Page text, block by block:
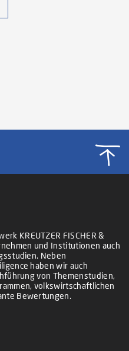
KREUTZER FISCHER &
und Institutionen auch
Neben
haben wir auch
von Themenstudien,
volkswirtschaftlichen
Bewertungen.